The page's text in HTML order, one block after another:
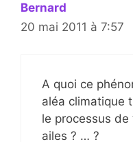
Bernard
20 mai 2011 à 7:57
A quoi ce
aléa climatique
le processus
ailes ? … ?